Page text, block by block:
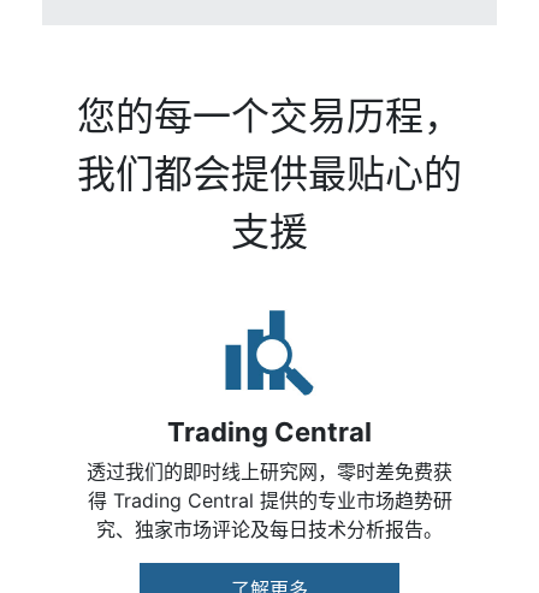
因为最新的ISM服务业PMI引发了对美国
经济走向衰退的担忧，人们对美联储今年
据紧随周五的就业报告之后，该报告显示
您的每一个交易历程，
我们都会提供最贴心的
支援
Trading Central
透过我们的即时线上研究网，零时差免费获
得 Trading Central 提供的专业市场趋势研
究、独家市场评论及每日技术分析报告。